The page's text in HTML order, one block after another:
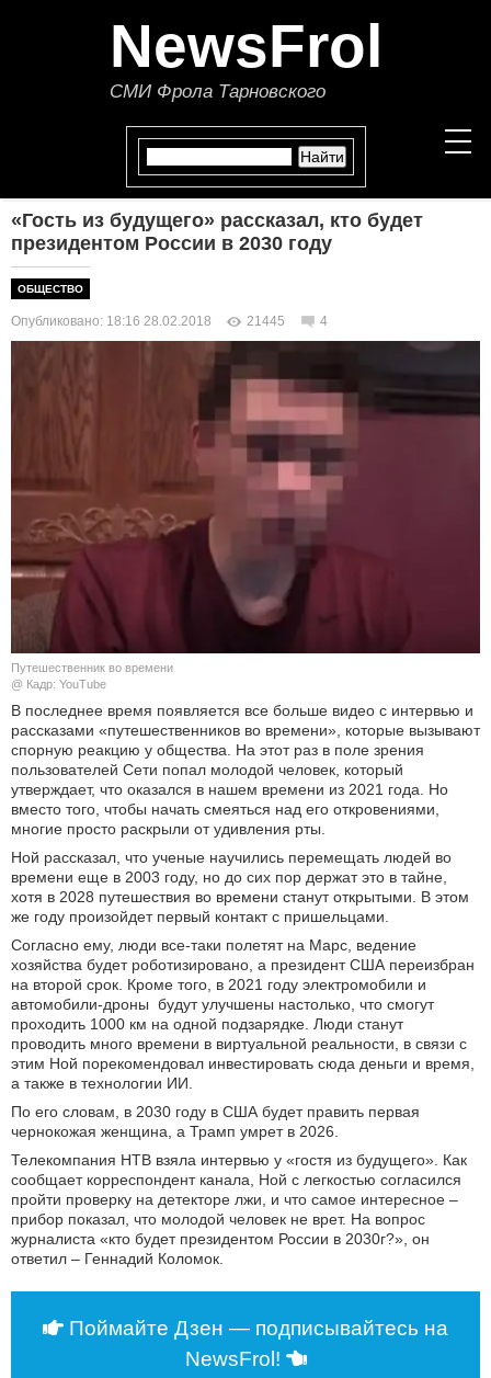
NewsFrol
СМИ Фрола Тарновского
НОВОСТИ
ПОЛИТИКА
В МИРЕ
ОБЩЕСТВО
НАУКА
АВТО И МОТО
ЭГОИЗМ
БЛОГ
«Гость из будущего» рассказал, кто будет
президентом России в 2030 году
ОБЩЕСТВО
Опубликовано: 18:16 28.02.2018 21445 4
Путешественник во времени
@ Кадр: YouTube
В последнее время появляется все больше видео с интервью и
рассказами «путешественников во времени», которые вызывают
спорную реакцию у общества. На этот раз в поле зрения
пользователей Сети попал молодой человек, который
утверждает, что оказался в нашем времени из 2021 года. Но
вместо того, чтобы начать смеяться над его откровениями,
многие просто раскрыли от удивления рты.
Ной рассказал, что ученые научились перемещать людей во
времени еще в 2003 году, но до сих пор держат это в тайне,
хотя в 2028 путешествия во времени станут открытыми. В этом
же году произойдет первый контакт с пришельцами.
Согласно ему, люди все-таки полетят на Марс, ведение
хозяйства будет роботизировано, а президент США переизбран
на второй срок. Кроме того, в 2021 году электромобили и
автомобили-дроны будут улучшены настолько, что смогут
проходить 1000 км на одной подзарядке. Люди станут
проводить много времени в виртуальной реальности, в связи с
этим Ной порекомендовал инвестировать сюда деньги и время,
а также в технологии ИИ.
По его словам, в 2030 году в США будет править первая
чернокожая женщина, а Трамп умрет в 2026.
Телекомпания НТВ взяла интервью у «гостя из будущего». Как
сообщает корреспондент канала, Ной с легкостью согласился
пройти проверку на детекторе лжи, и что самое интересное ‒
прибор показал, что молодой человек не врет. На вопрос
журналиста «кто будет президентом России в 2030г?», он
ответил ‒ Геннадий Коломок.
Поймайте Дзен — подписывайтесь на
NewsFrol!